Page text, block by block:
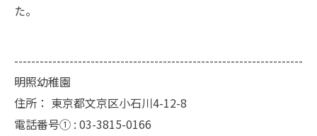
た。
--------------------------------------------------------------------
明照幼稚園
住所： 東京都文京区小石川4-12-8
電話番号① : 03-3815-0166